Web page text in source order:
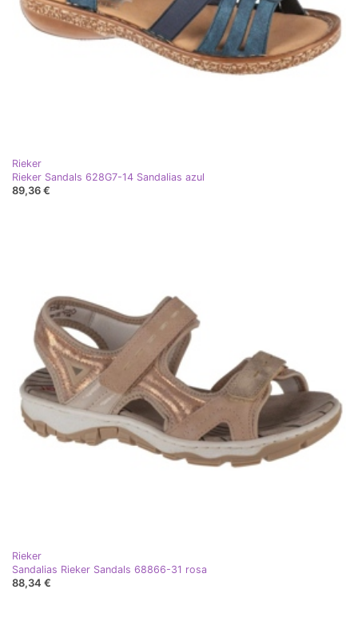
Rieker
Rieker Sandals 628G7-14 Sandalias azul
89,36 €
Rieker
Sandalias Rieker Sandals 68866-31 rosa
88,34 €